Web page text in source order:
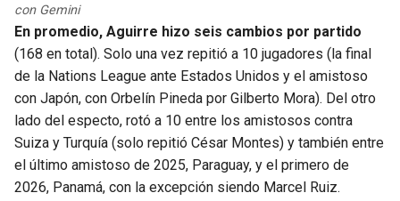
con Gemini
En promedio, Aguirre hizo seis cambios por partido
(168 en total). Solo una vez repitió a 10 jugadores (la final
de la Nations League ante Estados Unidos y el amistoso
con Japón, con Orbelín Pineda por Gilberto Mora). Del otro
lado del especto, rotó a 10 entre los amistosos contra
Suiza y Turquía (solo repitió César Montes) y también entre
el último amistoso de 2025, Paraguay, y el primero de
2026, Panamá, con la excepción siendo Marcel Ruiz.